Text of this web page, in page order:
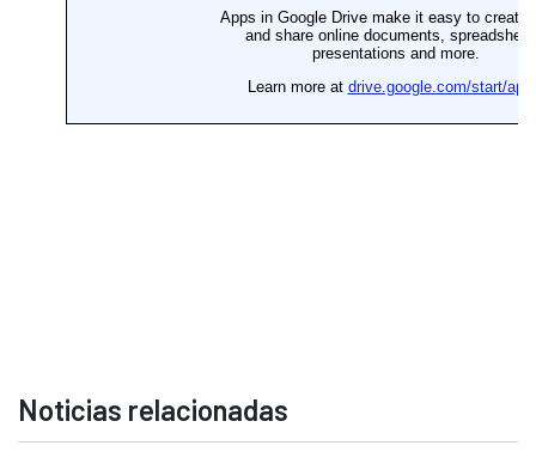
Noticias relacionadas